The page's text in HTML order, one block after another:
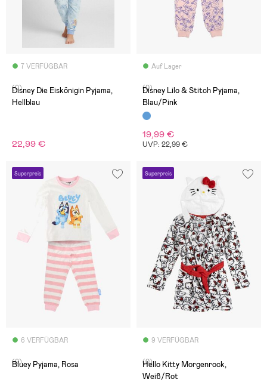
7 VERFÜGBAR
(0)
Disney Die Eiskönigin Pyjama,
Hellblau
22,99 €
Auf Lager
(0)
Disney Lilo & Stitch Pyjama,
Blau/Pink
19,99 €
UVP: 22,99 €
Superpreis
6 VERFÜGBAR
(0)
Bluey Pyjama, Rosa
Superpreis
9 VERFÜGBAR
(0)
Hello Kitty Morgenrock,
Weiß/Rot